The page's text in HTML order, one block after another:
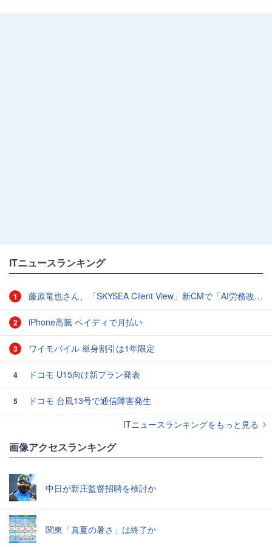
ITニュースランキング
1 藤原竜也さん、「SKYSEA Client View」新CMで「AI労務改善」をアピール 働き方をAIが分析したら「すぐに休んで」と言われる？
2 iPhone高騰 ペイディで月払い
3 ワイモバイル 単身割引は1年限定
4 ドコモ U15向け新プラン発表
5
ドコモ 台風13号で通信障害発生
ITニュースランキングをもっと見る
画像アクセスランキング
中日が新庄監督招聘を検討か
関東「真夏の暑さ」は終了か